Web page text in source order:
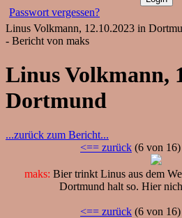
Passwort vergessen?
Linus Volkmann, 12.10.2023 in
- Bericht von maks
Linus Volkmann,
Dortmund
...zurück zum Bericht...
<== zurück (6 von 16)
maks: Bier trinkt Linus aus dem
Dortmund halt so. Hier
<== zurück (6 von 16)